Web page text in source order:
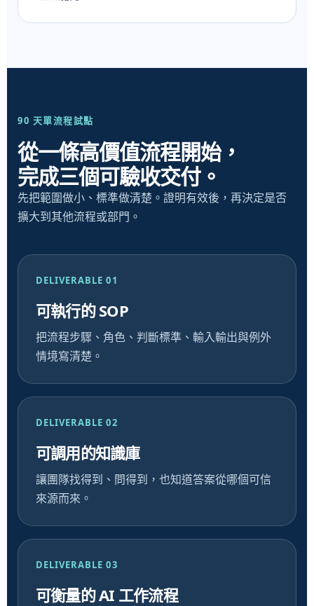
90 天單流程試點
從一條高價值流程開始，
完成三個可驗收交付。
先把範圍做小、標準做清楚。證明有效後，再決定是否
擴大到其他流程或部門。
DELIVERABLE 01
可執行的 SOP
把流程步驟、角色、判斷標準、輸入輸出與例外
情境寫清楚。
DELIVERABLE 02
可調用的知識庫
讓團隊找得到、問得到，也知道答案從哪個可信
來源而來。
DELIVERABLE 03
可衡量的 AI 工作流程